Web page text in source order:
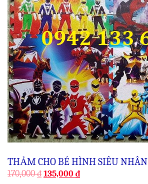
THẢM CHO BÉ HÌNH SIÊU NHÂN
170,000₫ 135,000 ₫